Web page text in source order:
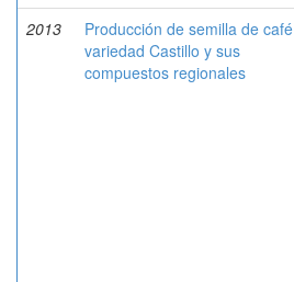
2013
Producción de semilla de café
variedad Castillo y sus
compuestos regionales